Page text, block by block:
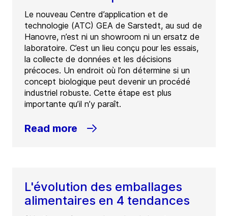
Le nouveau Centre d’application et de
technologie (ATC) GEA de Sarstedt, au sud de
Hanovre, n’est ni un showroom ni un ersatz de
laboratoire. C’est un lieu conçu pour les essais,
la collecte de données et les décisions
précoces. Un endroit où l’on détermine si un
concept biologique peut devenir un procédé
industriel robuste. Cette étape est plus
importante qu’il n’y paraît.
Read more
L'évolution des emballages
alimentaires en 4 tendances